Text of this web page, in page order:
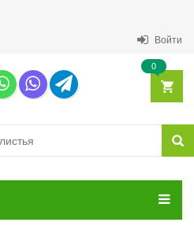
Войти
0